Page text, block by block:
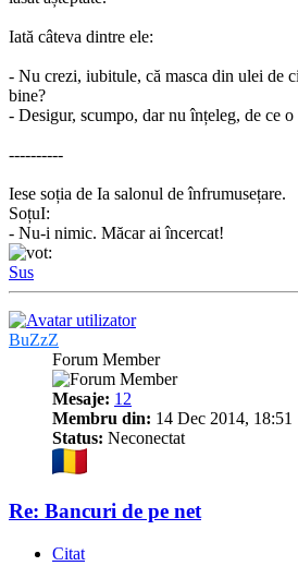
Iată câteva dintre ele:
- Nu crezi, iubitule, că masca din ulei de
bine?
- Desigur, scumpo, dar nu înțeleg, de ce o
----------
Iese soția de Ia salonul de înfrumusețare.
SoțuI:
- Nu-i nimic. Măcar ai încercat!
Sus
BuZzZ
Forum Member
Mesaje: 12
Membru din: 14 Dec 2014, 18:51
Status: Neconectat
Re: Bancuri de pe net
Citat